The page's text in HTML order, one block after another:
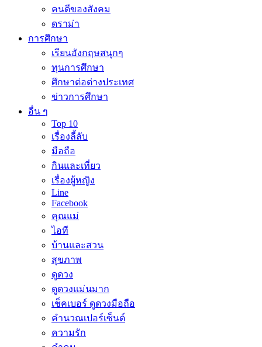
คนดีของสังคม
ดราม่า
การศึกษา
เรียนอังกฤษสนุกๆ
ทุนการศึกษา
ศึกษาต่อต่างประเทศ
ข่าวการศึกษา
อื่น ๆ
Top 10
เรื่องลี้ลับ
มือถือ
กินและเที่ยว
เรื่องผู้หญิง
Line
Facebook
คุณแม่
ไอที
บ้านและสวน
สุขภาพ
ดูดวง
ดูดวงแม่นมาก
เช็คเบอร์ ดูดวงมือถือ
คำนวณเปอร์เซ็นต์
ความรัก